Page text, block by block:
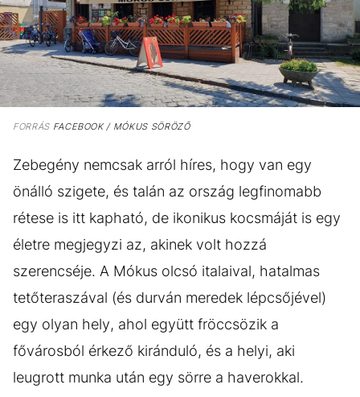
FORRÁSFACEBOOK / MÓKUS SÖRÖZŐ
Zebegény nemcsak arról híres, hogy van egy
önálló szigete, és talán az ország legfinomabb
rétese is itt kapható, de ikonikus kocsmáját is egy
életre megjegyzi az, akinek volt hozzá
szerencséje. A Mókus olcsó italaival, hatalmas
tetőteraszával (és durván meredek lépcsőjével)
egy olyan hely, ahol együtt fröccsözik a
fővárosból érkező kiránduló, és a helyi, aki
leugrott munka után egy sörre a haverokkal.